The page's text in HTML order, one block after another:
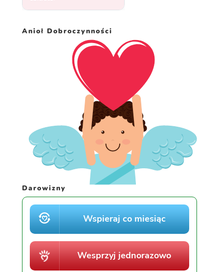
Anioł Dobroczynności
Darowizny